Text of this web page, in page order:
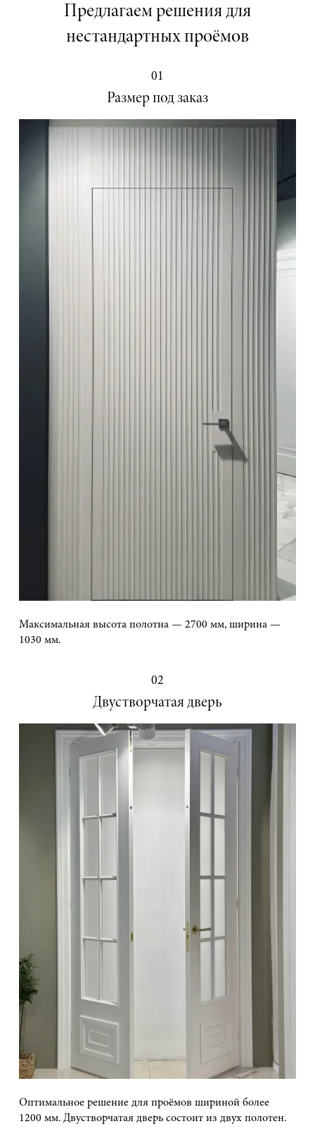
Предлагаем решения для
нестандартных проёмов
01
Размер под заказ
Максимальная высота полотна — 2700 мм, ширина —
1030 мм.
02
Двустворчатая дверь
Оптимальное решение для проёмов шириной более
1200 мм. Двустворчатая дверь состоит из двух полотен.